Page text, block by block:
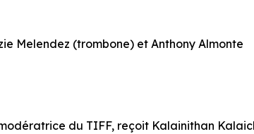
Melendez (trombone) et Anthony Almonte
du TIFF, reçoit Kalainithan